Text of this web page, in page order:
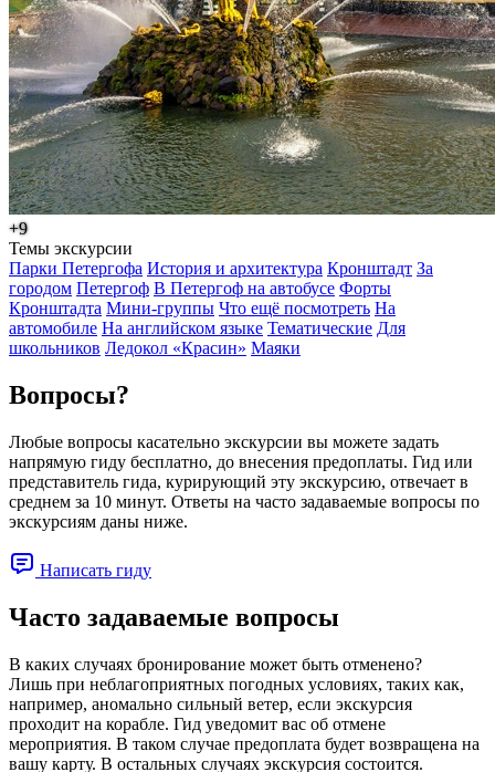
+9
Темы экскурсии
Парки Петергофа История и архитектура Кронштадт За
городом Петергоф В Петергоф на автобусе Форты
Кронштадта Мини-группы Что ещё посмотреть На
автомобиле На английском языке Тематические Для
школьников Ледокол «Красин» Маяки
Вопросы?
Любые вопросы касательно экскурсии вы можете задать
напрямую гиду бесплатно, до внесения предоплаты. Гид или
представитель гида, курирующий эту экскурсию, отвечает в
среднем за 10 минут. Ответы на часто задаваемые вопросы по
экскурсиям даны ниже.
Написать гиду
Часто задаваемые вопросы
В каких случаях бронирование может быть отменено?
Лишь при неблагоприятных погодных условиях, таких как,
например, аномально сильный ветер, если экскурсия
проходит на корабле. Гид уведомит вас об отмене
мероприятия. В таком случае предоплата будет возвращена на
вашу карту. В остальных случаях экскурсия состоится.